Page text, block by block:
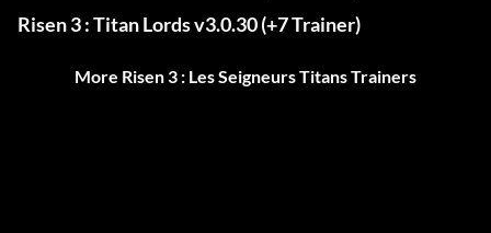
Risen 3 : Titan Lords v3.0.30 (+7 Trainer)
More Risen 3 : Les Seigneurs Titans Trainers